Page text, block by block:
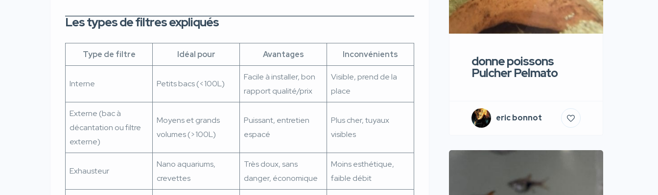
Les types de filtres expliqués
Type de filtre Idéal pour Avantages Inconvénients
Interne Petits bacs (<100L)
Facile à installer, bon
rapport qualité/prix
Visible, prend de la
place
Externe (bac à
décantation ou filtre
externe)
Moyens et grands
volumes (>100L)
Puissant, entretien
espacé
Plus cher, tuyaux
visibles
Exhausteur
Nano aquariums,
crevettes
Très doux, sans
danger, économique
Moins esthétique,
faible débit
donne poissons
Pulcher Pelmato
eric bonnot